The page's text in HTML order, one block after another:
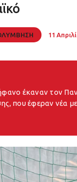
11
έκαναν τον
που έφεραν νέα